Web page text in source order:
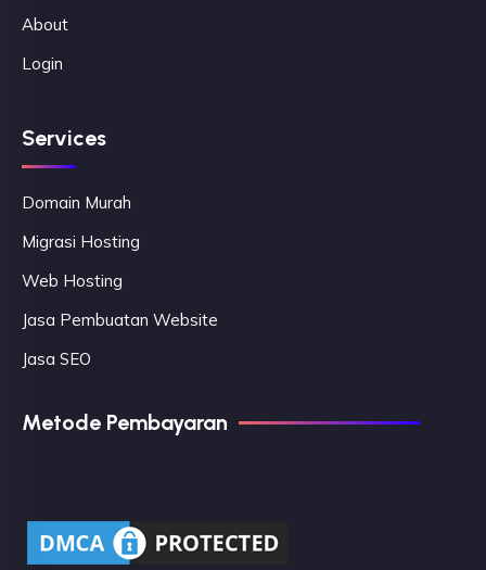
About
Login
Services
Domain Murah
Migrasi Hosting
Web Hosting
Jasa Pembuatan Website
Jasa SEO
Metode Pembayaran